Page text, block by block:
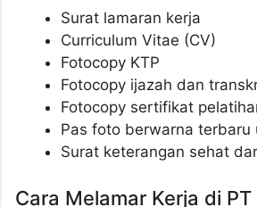
Surat lamaran kerja
Curriculum Vitae (CV)
Fotocopy KTP
Fotocopy ijazah dan
Fotocopy sertifikat
Pas foto berwarna terbaru
Surat keterangan sehat
Cara Melamar Kerja di